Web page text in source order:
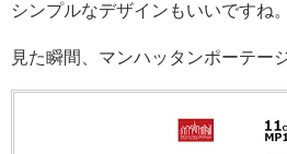
シンプルなデザインもいいですね。
見た瞬間、マンハッタンポーテー